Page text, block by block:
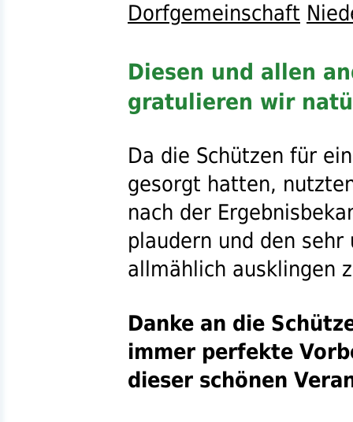
Dorfgemeinschaft
Diesen und allen
gratulieren wir
Da die Schützen für
gesorgt hatten,
nach der
plaudern und den
allmählich ausklingen
Danke an die
immer perfekte
dieser schönen